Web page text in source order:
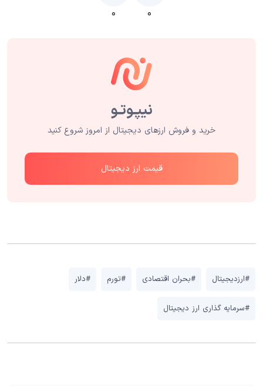
۰ ۰
خرید و فروش ارزهای دیجیتال از امروز شروع کنید
قیمت ارز دیجیتال
#ارزدیجیتال #بحران اقتصادی #تورم #دلار
#سرمایه گذاری ارز دیجیتال